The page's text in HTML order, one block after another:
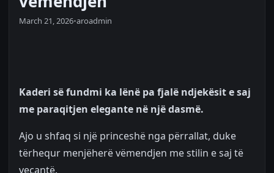
March 21, 2026•aroadmin
Kaderi së fundmi ka lënë pa fjalë ndjekësit e saj
me paraqitjen elegante në një dasmë.
Ajo u shfaq si një princeshë nga përrallat, duke
tërhequr menjëherë vëmendjen me stilin e saj të
veçantë.